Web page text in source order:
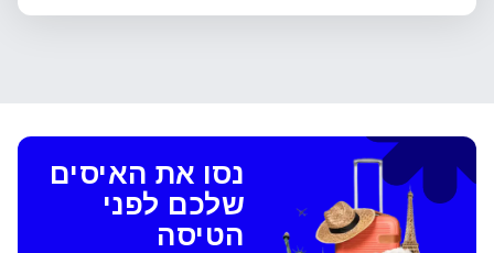
נסו את האיסים
שלכם לפני
הטיסה